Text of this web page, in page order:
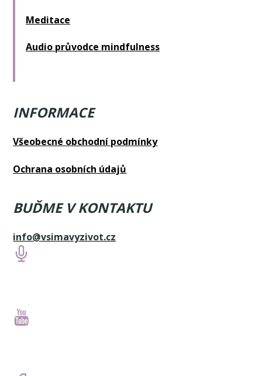
Meditace
Audio průvodce mindfulness
INFORMACE
Všeobecné obchodní podmínky
Ochrana osobních údajů
BUĎME V KONTAKTU
info@vsimavyzivot.cz